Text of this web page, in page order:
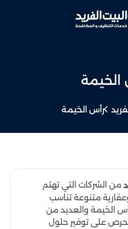
الخيمة
رأس الخيمة
من الشركات التي تهتم
متنوعة تناسب
الخيمة والعديد من
على توفير حلول